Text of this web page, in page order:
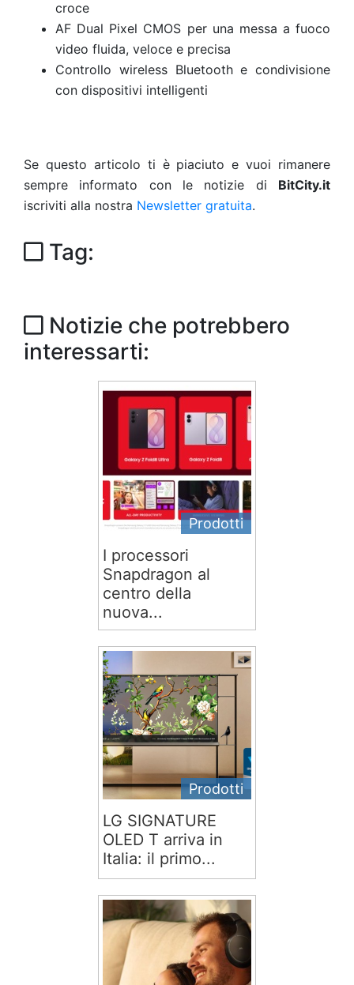
croce
AF Dual Pixel CMOS per una messa a fuoco
video fluida, veloce e precisa
Controllo wireless Bluetooth e condivisione
con dispositivi intelligenti
Se questo articolo ti è piaciuto e vuoi rimanere
sempre informato con le notizie di BitCity.it
iscriviti alla nostra Newsletter gratuita.
Tag:
Notizie che potrebbero
interessarti:
Prodotti
I processori
Snapdragon al
centro della
nuova...
Prodotti
LG SIGNATURE
OLED T arriva in
Italia: il primo...